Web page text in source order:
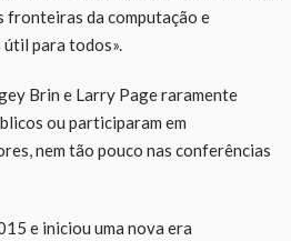
fronteiras da computação e
para todos».
Brin e Larry Page raramente
ou participaram em
nem tão pouco nas conferências
e iniciou uma nova era